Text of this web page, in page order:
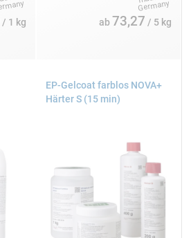
/ 1 kg ab 73,27 / 5 kg
EP-Gelcoat farblos NOVA+
Härter S (15 min)